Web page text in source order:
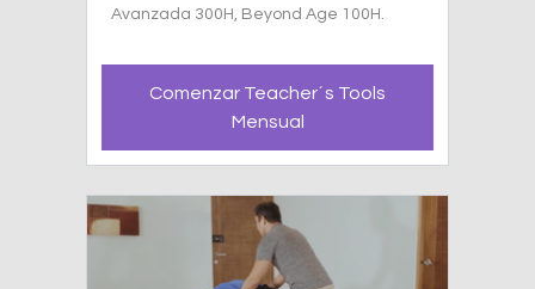
Avanzada 300H, Beyond Age 100H.
Comenzar Teacher´s Tools
Mensual